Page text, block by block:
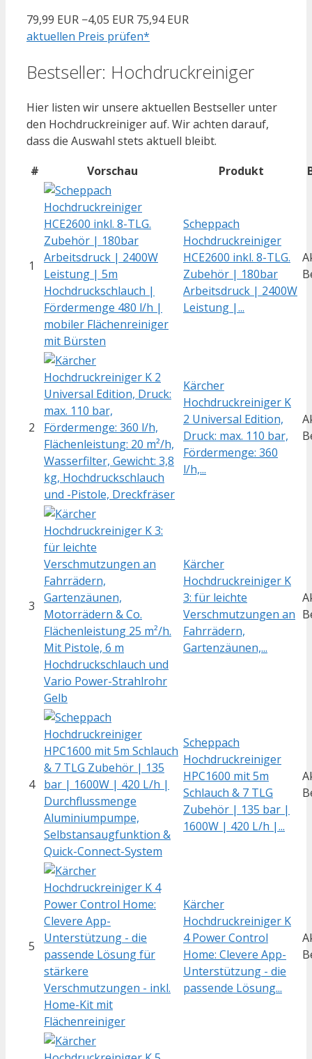
79,99 EUR −4,05 EUR 75,94 EUR
aktuellen Preis prüfen*
Bestseller: Hochdruckreiniger
Hier listen wir unsere aktuellen Bestseller unter
den Hochdruckreiniger auf. Wir achten darauf,
dass die Auswahl stets aktuell bleibt.
#
Vorschau Produkt
1
Scheppach
Hochdruckreiniger
HCE2600 inkl. 8-TLG.
Zubehör | 180bar
Arbeitsdruck | 2400W
Leistung |...
2
Kärcher
Hochdruckreiniger K
2 Universal Edition,
Druck: max. 110 bar,
Fördermenge: 360
l/h,...
3
Kärcher
Hochdruckreiniger K
3: für leichte
Verschmutzungen an
Fahrrädern,
Gartenzäunen,...
4
Scheppach
Hochdruckreiniger
HPC1600 mit 5m
Schlauch & 7 TLG
Zubehör | 135 bar |
1600W | 420 L/h |...
5
Kärcher
Hochdruckreiniger K
4 Power Control
Home: Clevere App-
Unterstützung - die
passende Lösung...